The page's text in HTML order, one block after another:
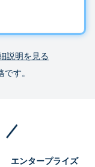
説明を見る
す。
エンタープライズ